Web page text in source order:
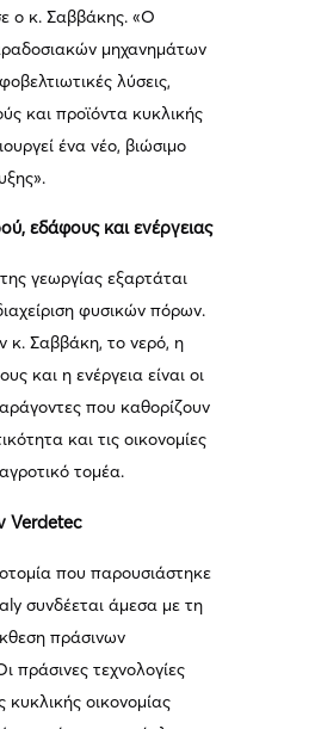
ο κ. Σαββάκης. «Ο
μηχανημάτων
λύσεις,
και προϊόντα κυκλικής
ένα νέο, βιώσιμο
εδάφους και ενέργειας
γεωργίας εξαρτάται
φυσικών πόρων.
κ. Σαββάκη, το νερό, η
και η ενέργεια είναι οι
που καθορίζουν
και τις οικονομίες
τομέα.
Verdetec
που παρουσιάστηκε
συνδέεται άμεσα με τη
πράσινων
πράσινες τεχνολογίες
κυκλικής οικονομίας